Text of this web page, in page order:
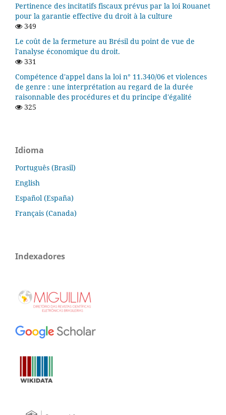
Pertinence des incitatifs fiscaux prévus par la loi Rouanet
pour la garantie effective du droit à la culture
349
Le coût de la fermeture au Brésil du point de vue de
l'analyse économique du droit.
331
Compétence d'appel dans la loi n° 11.340/06 et violences
de genre : une interprétation au regard de la durée
raisonnable des procédures et du principe d'égalité
325
Idioma
Português (Brasil)
English
Español (España)
Français (Canada)
Indexadores